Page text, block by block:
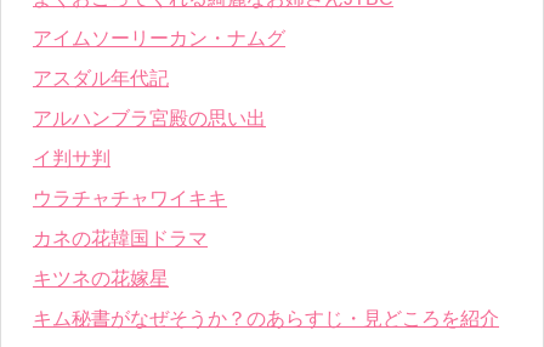
アイムソーリーカン・ナムグ
アスダル年代記
アルハンブラ宮殿の思い出
イ判サ判
ウラチャチャワイキキ
カネの花韓国ドラマ
キツネの花嫁星
キム秘書がなぜそうか？のあらすじ・見どころを紹介